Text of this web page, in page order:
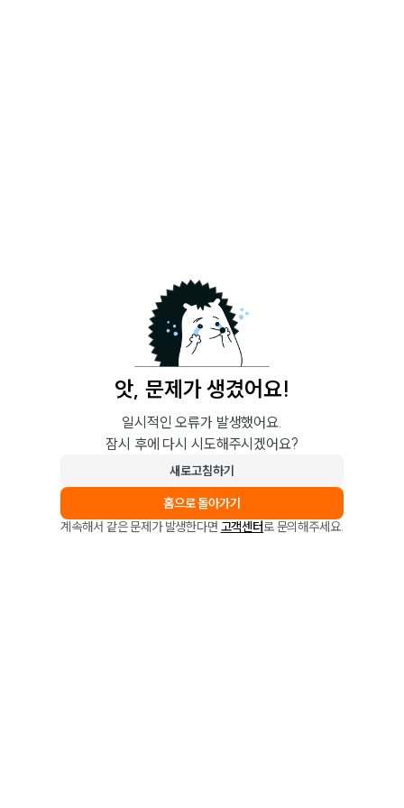
앗, 문제가 생겼어요!
일시적인 오류가 발생했어요.
잠시 후에 다시 시도해주시겠어요?
새로고침하기
홈으로 돌아가기
계속해서 같은 문제가 발생한다면 고객센터로 문의해주세요.